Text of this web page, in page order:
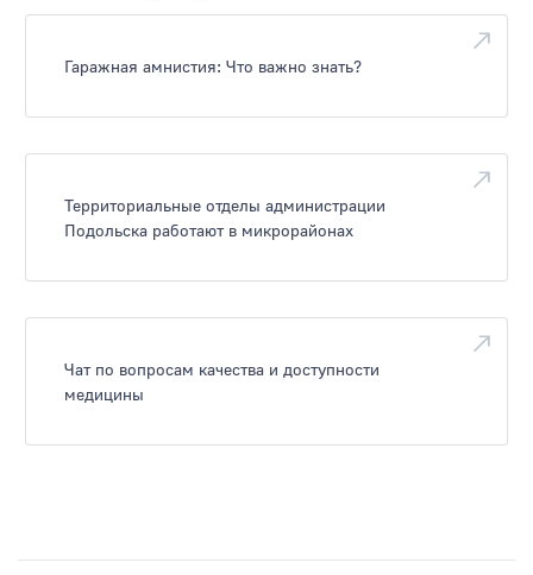
Гаражная амнистия: Что важно знать?
Территориальные отделы администрации
Подольска работают в микрорайонах
Чат по вопросам качества и доступности
медицины